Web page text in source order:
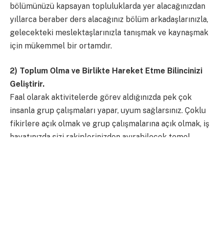
bölümünüzü kapsayan topluluklarda yer alacağınızdan
yıllarca beraber ders alacağınız bölüm arkadaşlarınızla,
gelecekteki meslektaşlarınızla tanışmak ve kaynaşmak
için mükemmel bir ortamdır.
2) Toplum Olma ve Birlikte Hareket Etme Bilincinizi
Geliştirir.
Faal olarak aktivitelerde görev aldığınızda pek çok
insanla grup çalışmaları yapar, uyum sağlarsınız. Çoklu
fikirlere açık olmak ve grup çalışmalarına açık olmak, iş
hayatınızda sizi rakiplerinizden ayırabilecek temel